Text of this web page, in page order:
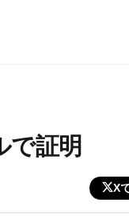
で証明
X